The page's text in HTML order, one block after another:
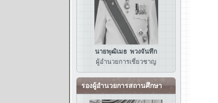
นายพุฒิเมธ พวงจันทึก
ผู้อำนวยการเชี่ยวชาญ
รองผู้อำนวยการสถานศึกษา